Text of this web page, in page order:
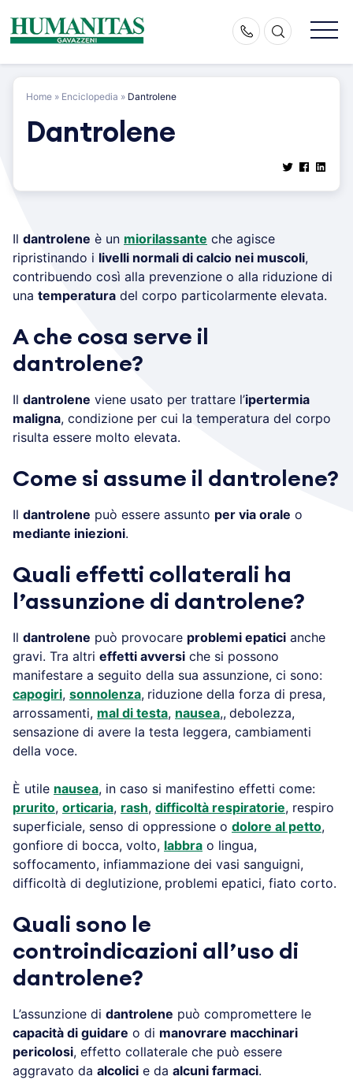
content
Home » Enciclopedia » Dantrolene
Dantrolene
Il dantrolene è un miorilassante che agisce
ripristinando i livelli normali di calcio nei muscoli,
contribuendo così alla prevenzione o alla riduzione di
una temperatura del corpo particolarmente elevata.
A che cosa serve il
dantrolene?
Il dantrolene viene usato per trattare l’ipertermia
maligna, condizione per cui la temperatura del corpo
risulta essere molto elevata.
Come si assume il dantrolene?
Il dantrolene può essere assunto per via orale o
mediante iniezioni.
Quali effetti collaterali ha
l’assunzione di dantrolene?
Il dantrolene può provocare problemi epatici anche
gravi. Tra altri effetti avversi che si possono
manifestare a seguito della sua assunzione, ci sono:
capogiri, sonnolenza, riduzione della forza di presa,
arrossamenti, mal di testa, nausea,, debolezza,
sensazione di avere la testa leggera, cambiamenti
della voce.
È utile nausea, in caso si manifestino effetti come:
prurito, orticaria, rash, difficoltà respiratorie, respiro
superficiale, senso di oppressione o dolore al petto,
gonfiore di bocca, volto, labbra o lingua,
soffocamento, infiammazione dei vasi sanguigni,
difficoltà di deglutizione, problemi epatici, fiato corto.
Quali sono le
controindicazioni all’uso di
dantrolene?
L’assunzione di dantrolene può compromettere le
capacità di guidare o di manovrare macchinari
pericolosi, effetto collaterale che può essere
aggravato da alcolici e da alcuni farmaci.